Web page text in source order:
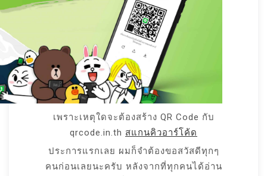
เพราะเหตุใดจะต้องสร้าง QR Code กับ
qrcode.in.th สแกนคิวอาร์โค้ด
ประการแรกเลย ผมก็จำต้องขอสวัสดีทุกๆ
คนก่อนเลยนะครับ หลังจากที่ทุกคนได้อ่าน